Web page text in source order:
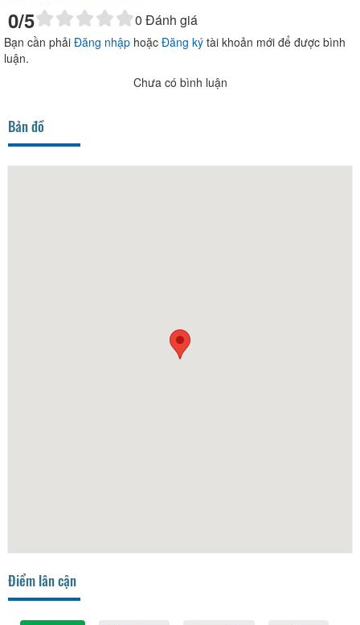
0/5 0 Đánh giá
Bạn cần phải Đăng nhập hoặc Đăng ký tài khoản mới để được bình
luận.
Chưa có bình luận
Bản đồ
Điểm lân cận